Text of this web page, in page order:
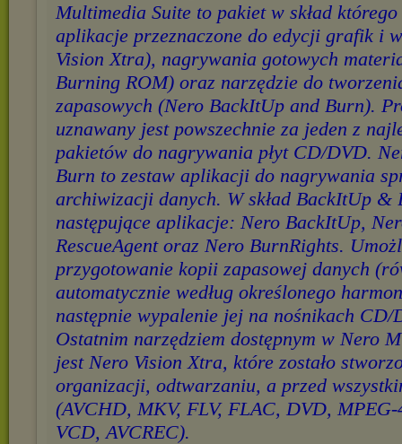
Multimedia Suite to pakiet w skład
aplikacje przeznaczone do edycji grafik i
Vision Xtra), nagrywania gotowych
Burning ROM) oraz narzędzie do
zapasowych (Nero BackItUp and Burn).
uznawany jest powszechnie za jeden z
pakietów do nagrywania płyt CD/DVD.
Burn to zestaw aplikacji do nagrywania
archiwizacji danych. W skład BackItUp &
następujące aplikacje: Nero BackItUp,
RescueAgent oraz Nero BurnRights.
przygotowanie kopii zapasowej danych
automatycznie według określonego
następnie wypalenie jej na nośnikach
Ostatnim narzędziem dostępnym w Nero
jest Nero Vision Xtra, które zostało
organizacji, odtwarzaniu, a przed
(AVCHD, MKV, FLV, FLAC, DVD, MPEG-
VCD, AVCREC).